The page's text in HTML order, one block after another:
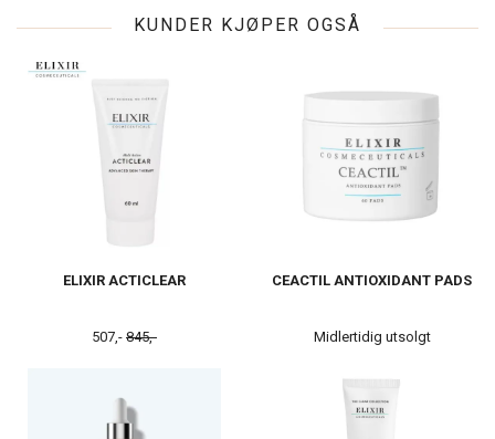
KUNDER KJØPER OGSÅ
ELIXIR ACTICLEAR
507,- 845,-
CEACTIL ANTIOXIDANT PADS
Midlertidig utsolgt